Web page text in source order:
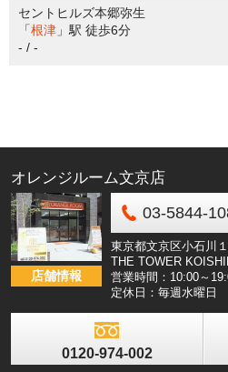
セントヒルズ本郷弥生
「根津 」駅 徒歩6分
- / -
オレンジルーム文京店
店舗情報
03-5844-
東京都文京区小石川
THE TOWER
営業時間：10:00～
定休日：毎週水曜日
0120-974-002